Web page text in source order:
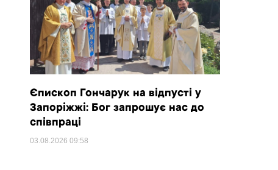
Єпископ Гончарук на відпусті у
Запоріжжі: Бог запрошує нас до
співпраці
03.08.2026 09:58